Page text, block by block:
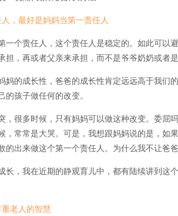
，最好是妈妈当第一责任人
个责任人，这个责任人是稳定的。如此可以
担，再或者父亲来承担，而不是爷爷奶奶或者
的成长性，爸爸的成长性肯定远远高于我们
的孩子做任何的改变。
很多时候，只有妈妈可以做这种改变。委屈
，常常是大哭。可是，我想跟妈妈说的是，如
的出来做这个第一个责任人。为什么我不让爸
，我在近期的静观育儿中，都有陆续讲到这
老人的智慧